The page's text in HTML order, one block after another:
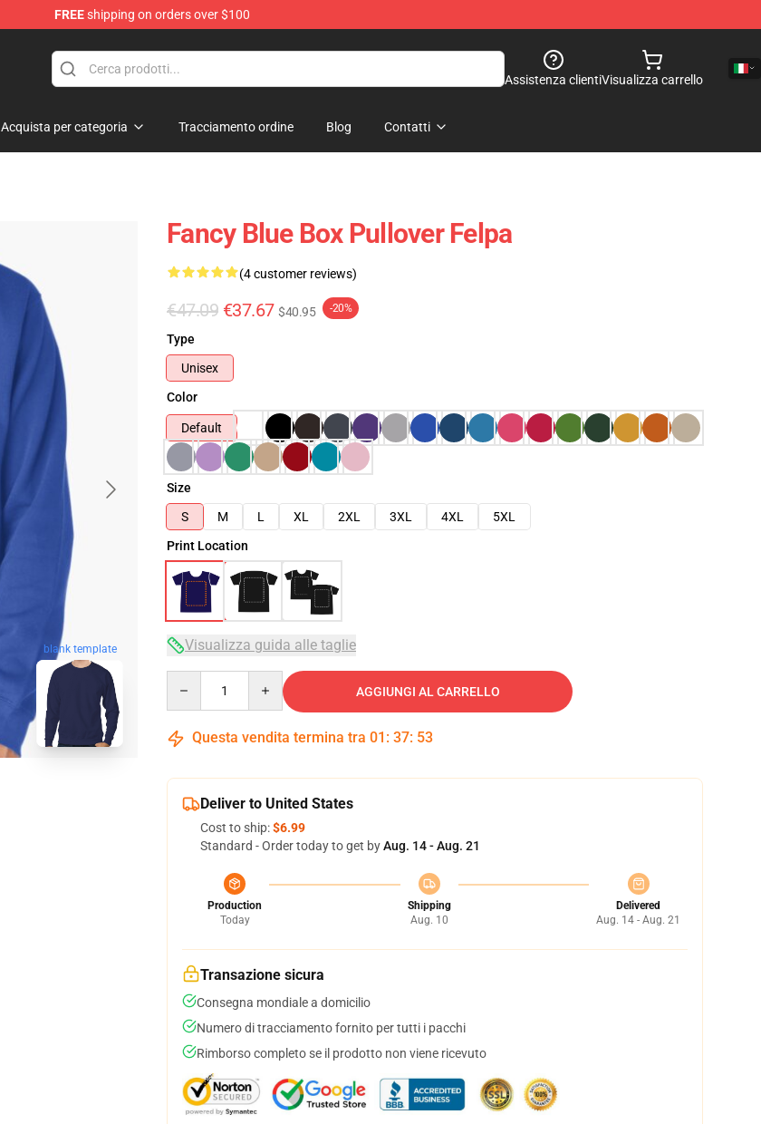
FREEshipping on orders over $100
Assistenza clientiVisualizza carrello
Acquista per categoria Tracciamento ordine Blog Contatti
blank template
Fancy Blue Box Pullover Felpa
(4 customer reviews)
€47.09 €37.67 $40.95 -20%
Type
Unisex
Color
Default
Size
S
M L XL 2XL 3XL 4XL
5XL
Print Location
Visualizza guida alle taglie
AGGIUNGI AL CARRELLO
Questa vendita termina tra 01 : 37: 52
Deliver to United States
Cost to ship:$6.99
Standard - Order today to get byAug. 14 - Aug. 21
Production
Today
Shipping
Aug. 10
Delivered
Aug. 14 - Aug. 21
Transazione sicura
Consegna mondiale a domicilio
Numero di tracciamento fornito per tutti i pacchi
Rimborso completo se il prodotto non viene ricevuto